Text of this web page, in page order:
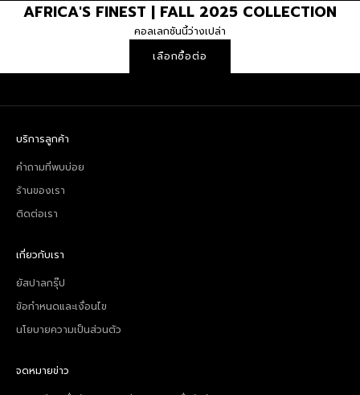
AFRICA'S FINEST | FALL 2025 COLLECTION
คอลเลกชันนี้ว่างเปล่า
เลือกซื้อต่อ
บริการลูกค้า
คำถามที่พบบ่อย
ร้านของเรา
ติดต่อเรา
เกี่ยวกับเรา
ยัสปาลกรุ๊ป
ข้อกำหนดและเงื่อนไข
นโยบายความเป็นส่วนตัว
จดหมายข่าว